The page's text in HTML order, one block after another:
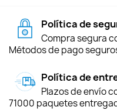
Política de
Compra segura
Métodos de pago
Política de
Plazos de envío
71000 paquetes